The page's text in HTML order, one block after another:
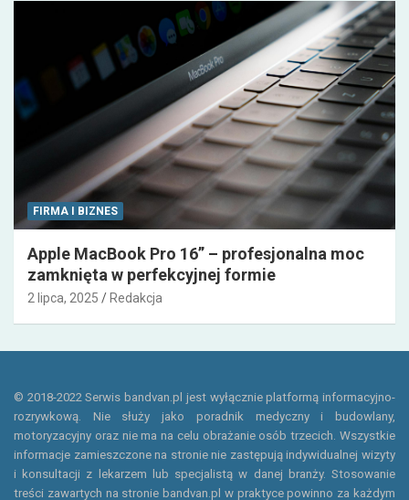
FIRMA I BIZNES
Apple MacBook Pro 16” – profesjonalna moc
zamknięta w perfekcyjnej formie
2 lipca, 2025 Redakcja
© 2018-2022 Serwis bandvan.pl jest wyłącznie platformą informacyjno-
rozrywkową. Nie służy jako poradnik medyczny i budowlany,
motoryzacyjny oraz nie ma na celu obrażanie osób trzecich. Wszystkie
informacje zamieszczone na stronie nie zastępują indywidualnej wizyty
i konsultacji z lekarzem lub specjalistą w danej branży. Stosowanie
treści zawartych na stronie bandvan.pl w praktyce powinno za każdym